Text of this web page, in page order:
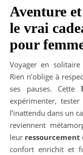
Aventure
le vrai
pour
Voyager en
Rien n’oblige à
ses pauses. Cette
expérimenter,
l’inattendu dans un
reviennent
leur
confort enrichit et